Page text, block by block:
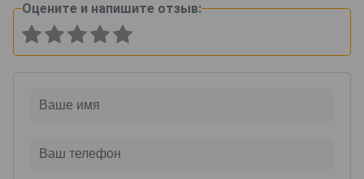
Оцените и напишите отзыв: